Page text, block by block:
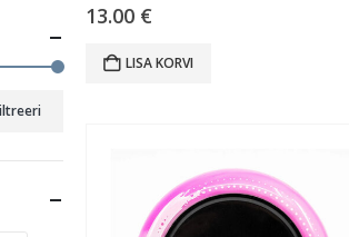
13.00 €
LISA KORVI